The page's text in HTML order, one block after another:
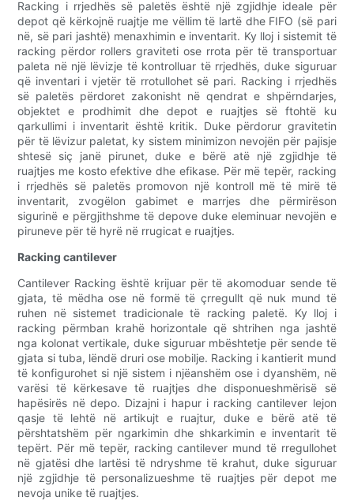
Racking i rrjedhës së paletës është një zgjidhje ideale për
depot që kërkojnë ruajtje me vëllim të lartë dhe FIFO (së pari
në, së pari jashtë) menaxhimin e inventarit. Ky lloj i sistemit të
racking përdor rollers graviteti ose rrota për të transportuar
paleta në një lëvizje të kontrolluar të rrjedhës, duke siguruar
që inventari i vjetër të rrotullohet së pari. Racking i rrjedhës
së paletës përdoret zakonisht në qendrat e shpërndarjes,
objektet e prodhimit dhe depot e ruajtjes së ftohtë ku
qarkullimi i inventarit është kritik. Duke përdorur gravitetin
për të lëvizur paletat, ky sistem minimizon nevojën për pajisje
shtesë siç janë pirunet, duke e bërë atë një zgjidhje të
ruajtjes me kosto efektive dhe efikase. Për më tepër, racking
i rrjedhës së paletës promovon një kontroll më të mirë të
inventarit, zvogëlon gabimet e marrjes dhe përmirëson
sigurinë e përgjithshme të depove duke eleminuar nevojën e
piruneve për të hyrë në rrugicat e ruajtjes.
Racking cantilever
Cantilever Racking është krijuar për të akomoduar sende të
gjata, të mëdha ose në formë të çrregullt që nuk mund të
ruhen në sistemet tradicionale të racking paletë. Ky lloj i
racking përmban krahë horizontale që shtrihen nga jashtë
nga kolonat vertikale, duke siguruar mbështetje për sende të
gjata si tuba, lëndë druri ose mobilje. Racking i kantierit mund
të konfigurohet si një sistem i njëanshëm ose i dyanshëm, në
varësi të kërkesave të ruajtjes dhe disponueshmërisë së
hapësirës në depo. Dizajni i hapur i racking cantilever lejon
qasje të lehtë në artikujt e ruajtur, duke e bërë atë të
përshtatshëm për ngarkimin dhe shkarkimin e inventarit të
tepërt. Për më tepër, racking cantilever mund të rregullohet
në gjatësi dhe lartësi të ndryshme të krahut, duke siguruar
një zgjidhje të personalizueshme të ruajtjes për depot me
nevoja unike të ruajtjes.